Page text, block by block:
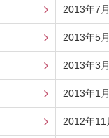
2013年7月
2013年5月
2013年3月
2013年1月
2012年11